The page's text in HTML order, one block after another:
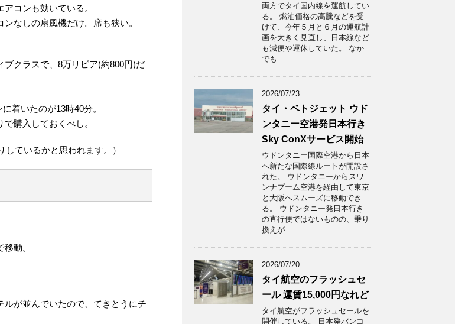
コンも効いている。
なしの扇風機だけ。席も狭い。
クラスで、8万リピア(約800円)だ
着いたのが13時40分。
購入しておくべし。
しているかと思われます。）
動。
が並んでいたので、てきとうにチ
両方でタイ国内線を運航してい
る。 燃油価格の高騰などを受
けて、今年５月と６月の運航計
画を大きく見直し、日本線など
も減便や運休していた。 なか
でも ...
2026/07/23
タイ・ベトジェット ウド
ンタニー空港発日本行き
Sky ConXサービス開始
ウドンタニー国際空港から日本
へ新たな国際線ルートが開設さ
れた。 ウドンタニーからスワ
ンナプーム空港を経由して東京
と大阪へスムーズに移動でき
る。 ウドンタニー発日本行き
の直行便ではないものの、乗り
換えが ...
2026/07/20
タイ航空のフラッシュセ
ール 運賃15,000円なれど
タイ航空がフラッシュセールを
開催している。 日本発バンコ